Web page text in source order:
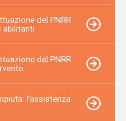
del PNRR
abilitanti
del PNRR
l’assistenza